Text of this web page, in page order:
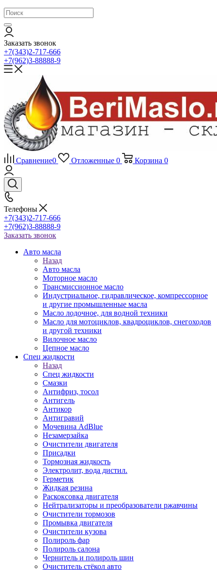
Заказать звонок
+7(343)2-717-666
+7(962)3-88888-9
Сравнение0 Отложенные 0 Корзина 0
Телефоны
+7(343)2-717-666
+7(962)3-88888-9
Заказать звонок
Авто масла
Назад
Авто масла
Моторное масло
Трансмиссионное масло
Индустриальное, гидравлическое, компрессорное
и другие промышленные масла
Масло лодочное, для водной техники
Масло для мотоциклов, квадроциклов, снегоходов
и другой техники
Вилочное масло
Цепное масло
Спец жидкости
Назад
Спец жидкости
Смазки
Антифриз, тосол
Антигель
Антикор
Антигравий
Мочевина AdBlue
Незамерзайка
Очистители двигателя
Присадки
Тормозная жидкость
Электролит, вода дистил.
Герметик
Жидкая резина
Раскоксовка двигателя
Нейтрализаторы и преобразователи ржавчины
Очистители тормозов
Промывка двигателя
Очистители кузова
Полироль фар
Полироль салона
Чернитель и полироль шин
Очиститель стёкол авто